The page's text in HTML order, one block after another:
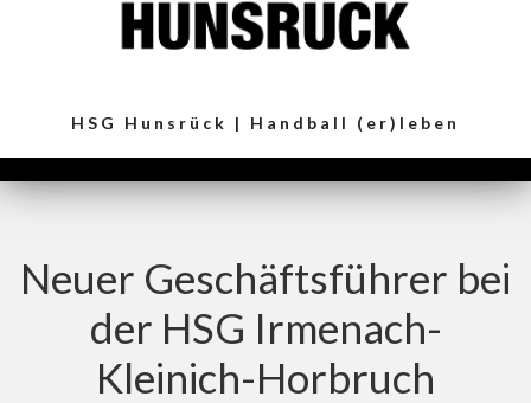
HSG Hunsrück | Handball (er)leben
Neuer Geschäftsführer bei
der HSG Irmenach-
Kleinich-Horbruch